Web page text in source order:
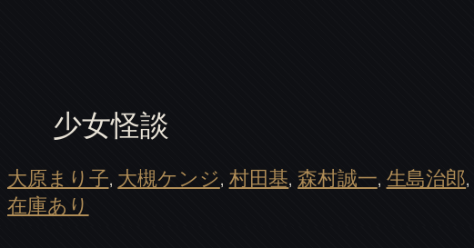
少女怪談
大原まり子, 大槻ケンジ, 村田基, 森村誠一, 生島治郎,
在庫あり